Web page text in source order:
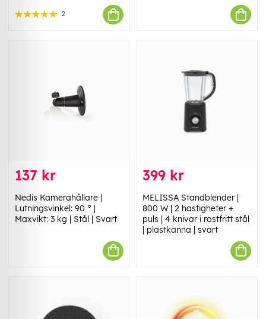
2
137 kr
Nedis Kamerahållare |
Lutningsvinkel: 90 ° |
Maxvikt: 3 kg | Stål | Svart
399 kr
MELISSA Standblender |
800 W | 2 hastigheter +
puls | 4 knivar i rostfritt stål
| plastkanna | svart